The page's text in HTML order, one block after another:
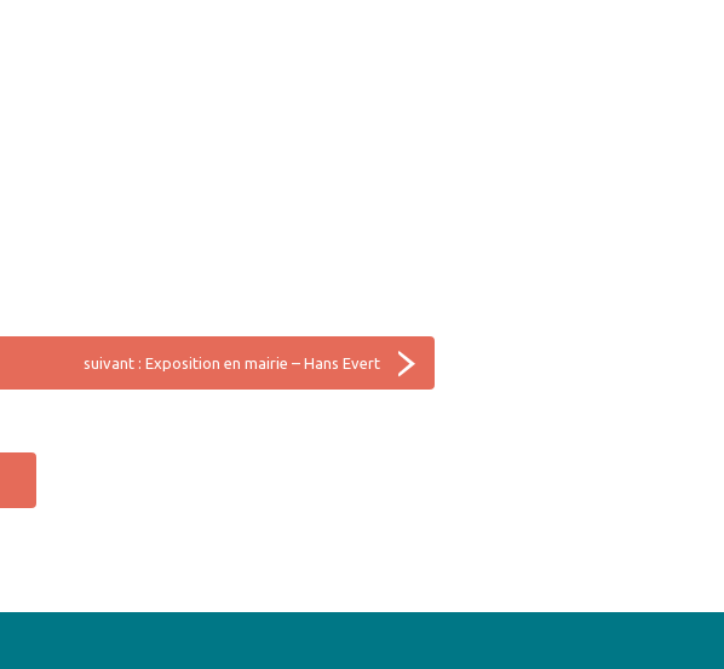
suivant : Exposition en mairie – Hans Evert